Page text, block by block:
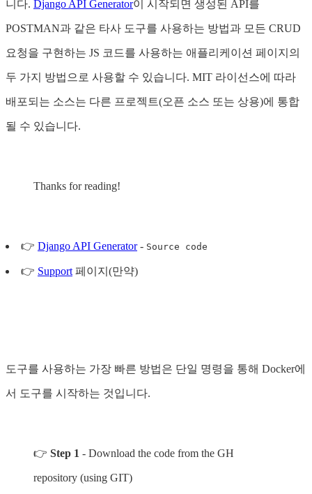
니다. Django API Generator이 시작되면 생성된 API를
POSTMAN과 같은 타사 도구를 사용하는 방법과 모든 CRUD
요청을 구현하는 JS 코드를 사용하는 애플리케이션 페이지의
두 가지 방법으로 사용할 수 있습니다. MIT 라이선스에 따라
배포되는 소스는 다른 프로젝트(오픈 소스 또는 상용)에 통합
될 수 있습니다.
Thanks for reading!
👉 Django API Generator- Source code
👉 Support 페이지(만약)
도구를 사용하는 가장 빠른 방법은 단일 명령을 통해 Docker에
서 도구를 시작하는 것입니다.
👉 Step 1 - Download the code from the GH
repository (using GIT)